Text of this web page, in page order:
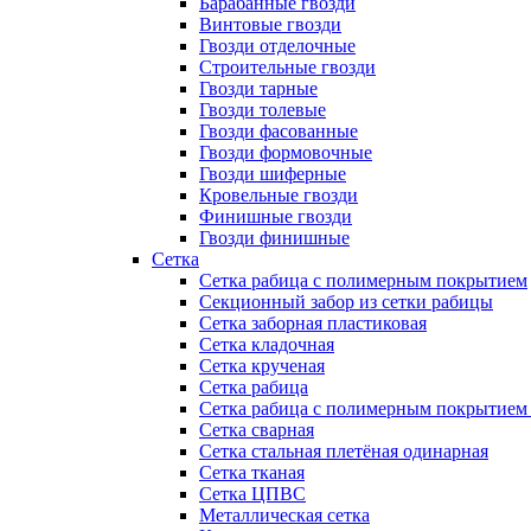
Винтовые гвозди
Гвозди отделочные
Строительные гвозди
Гвозди тарные
Гвозди толевые
Гвозди фасованные
Гвозди формовочные
Гвозди шиферные
Кровельные гвозди
Финишные гвозди
Гвозди финишные
Сетка
Сетка рабица с полимерным покрытием
Секционный забор из сетки рабицы
Сетка заборная пластиковая
Сетка кладочная
Сетка крученая
Сетка рабица
Сетка рабица с полимерным покрытием
Сетка сварная
Сетка стальная плетёная одинарная
Сетка тканая
Сетка ЦПВС
Металлическая сетка